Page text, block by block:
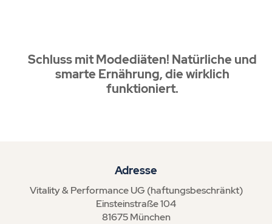
Schluss mit Modediäten! Natürliche und
smarte Ernährung, die wirklich
funktioniert.
Adresse
Vitality & Performance UG (haftungsbeschränkt)
Einsteinstraße 104
81675 München